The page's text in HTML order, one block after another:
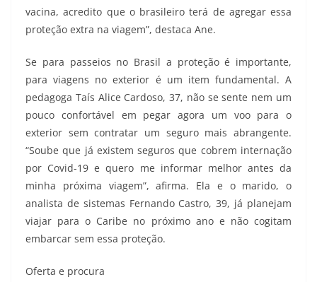
vacina, acredito que o brasileiro terá de agregar essa
proteção extra na viagem”, destaca Ane.
Se para passeios no Brasil a proteção é importante,
para viagens no exterior é um item fundamental. A
pedagoga Taís Alice Cardoso, 37, não se sente nem um
pouco confortável em pegar agora um voo para o
exterior sem contratar um seguro mais abrangente.
“Soube que já existem seguros que cobrem internação
por Covid-19 e quero me informar melhor antes da
minha próxima viagem”, afirma. Ela e o marido, o
analista de sistemas Fernando Castro, 39, já planejam
viajar para o Caribe no próximo ano e não cogitam
embarcar sem essa proteção.
Oferta e procura